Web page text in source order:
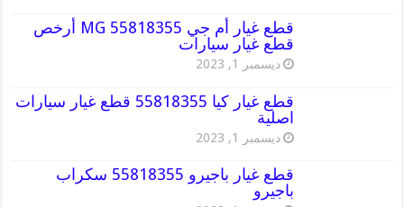
قطع غيار أم جي MG 55818355 أرخص
قطع غيار سيارات
ديسمبر 1, 2023
قطع غيار كيا 55818355 قطع غيار سيارات
اصلية
ديسمبر 1, 2023
قطع غيار باجيرو 55818355 سكراب
باجيرو